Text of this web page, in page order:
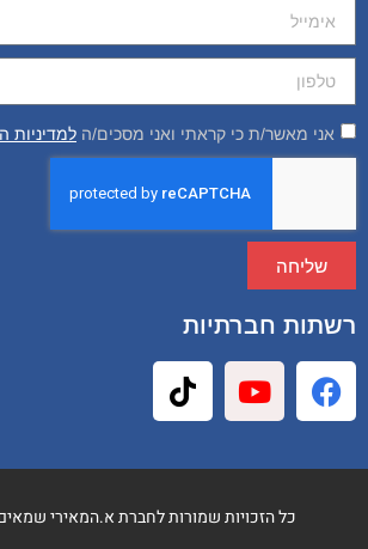
אני מאשר/ת כי קראתי ואני מסכים/ה למדיניות
שליחה
רשתות חברתיות
כל הזכויות שמורות לחברת א.המאירי